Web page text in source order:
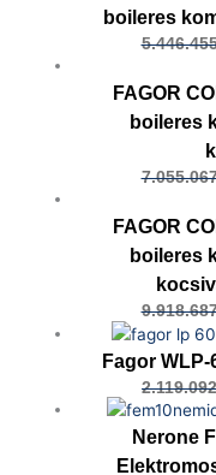
boileres
FAGOR
boileres
FAGOR
boileres
Fagor
Nerone